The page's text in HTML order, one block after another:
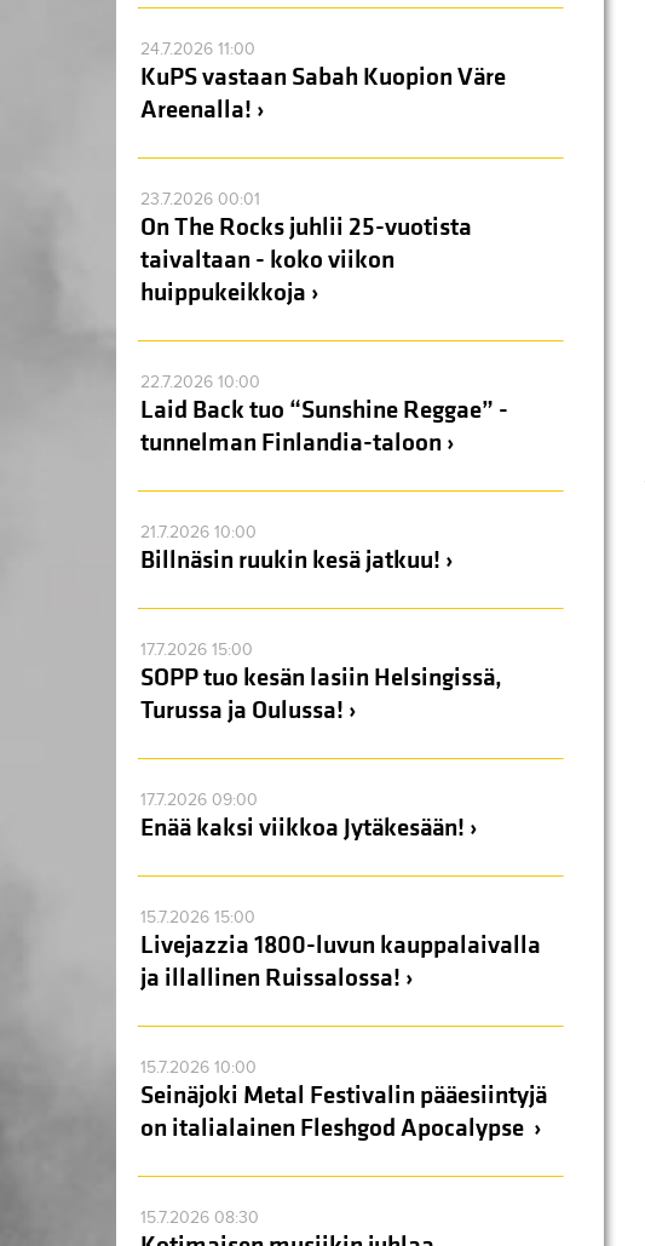
24.7.2026 11:00
KuPS vastaan Sabah Kuopion Väre
Areenalla! ›
23.7.2026 00:01
On The Rocks juhlii 25-vuotista
taivaltaan - koko viikon
huippukeikkoja ›
22.7.2026 10:00
Laid Back tuo “Sunshine Reggae” -
tunnelman Finlandia-taloon ›
21.7.2026 10:00
Billnäsin ruukin kesä jatkuu! ›
17.7.2026 15:00
SOPP tuo kesän lasiin Helsingissä,
Turussa ja Oulussa! ›
17.7.2026 09:00
Enää kaksi viikkoa Jytäkesään! ›
15.7.2026 15:00
Livejazzia 1800-luvun kauppalaivalla
ja illallinen Ruissalossa! ›
15.7.2026 10:00
Seinäjoki Metal Festivalin pääesiintyjä
on italialainen Fleshgod Apocalypse ›
15.7.2026 08:30